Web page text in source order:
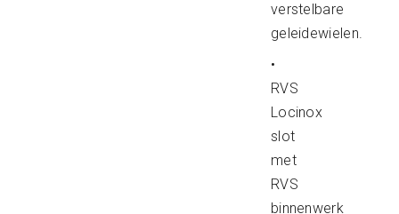
verstelbare
geleidewielen.
•
RVS
Locinox
slot
met
RVS
binnenwerk